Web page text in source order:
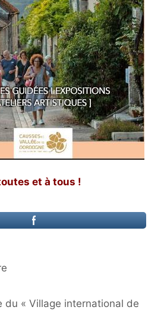
et à tous !
du « Village international de